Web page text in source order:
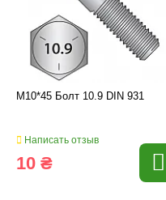
M10*45 Болт 10.9 DIN 931
Написать отзыв
10 ₴